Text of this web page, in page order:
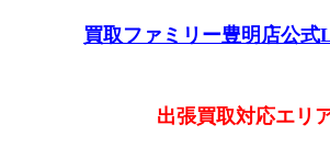
買取ファミリー豊明店公式
出張買取対応エリ